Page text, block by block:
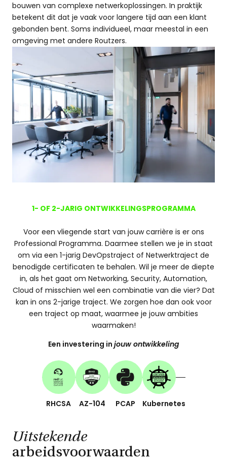
bouwen van complexe netwerkoplossingen. In praktijk
betekent dit dat je vaak voor langere tijd aan een klant
gebonden bent. Soms individueel, maar meestal in een
omgeving met andere Routzers.
1- OF 2-JARIG ONTWIKKELINGSPROGRAMMA
Voor een vliegende start van jouw carrière is er ons
Professional Programma. Daarmee stellen we je in staat
om via een 1-jarig DevOpstraject of Netwerktraject de
benodigde certificaten te behalen. Wil je meer de diepte
in, als het gaat om Networking, Security, Automation,
Cloud of misschien wel een combinatie van die vier? Dat
kan in ons 2-jarige traject. We zorgen hoe dan ook voor
een traject op maat, waarmee je jouw ambities
waarmaken!
Een investering in jouw ontwikkeling
RHCSA AZ-104 PCAP Kubernetes
Uitstekende
arbeidsvoorwaarden